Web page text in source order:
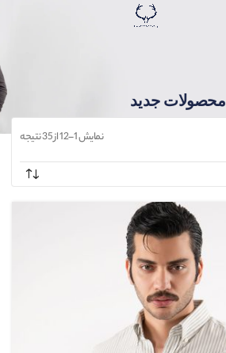
محصولات جدید
نمایش 1–12 از 35 نتیجه